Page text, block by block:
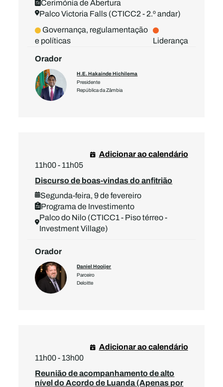
Cerimónia de Abertura
Palco Victoria Falls (CTICC2 - 2.º andar)
Governança, regulamentação
e políticas
Liderança
Orador
H.E. Hakainde Hichilema
Presidente
República da Zâmbia
11h00 - 11h05
Discurso de boas-vindas do anfitrião
Segunda-feira, 9 de fevereiro
Programa de Investimento
Palco do Nilo (CTICC1 - Piso térreo -
Investment Village)
Adicionar ao calendário
Orador
Daniel Hooijer
Parceiro
Deloitte
11h00 - 13h00
Reunião de acompanhamento de alto
nível do Acordo de Luanda (Apenas por
Adicionar ao calendário